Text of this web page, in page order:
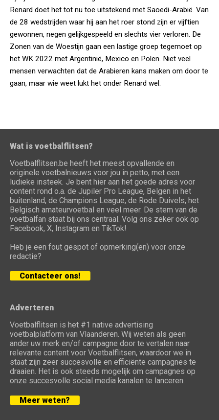
Renard doet het tot nu toe uitstekend met Saoedi-Arabië. Van
de 28 wedstrijden waar hij aan het roer stond zijn er vijftien
gewonnen, negen gelijkgespeeld en slechts vier verloren. De
Zonen van de Woestijn gaan een lastige groep tegemoet op
het WK 2022 met Argentinië, Mexico en Polen. Niet veel
mensen verwachten dat de Arabieren kans maken om door te
gaan, maar wie weet lukt het onder Renard wel.
Wat is voetbalflitsen?
Voetbalflitsen.be heeft het meest opvallende en
originele voetbalnieuws voor jou in petto, met een
ludieke insteek. Je bent hier aan het goede adres voor
content rond o.a. de Jupiler Pro League, Belgen in het
buitenland, de Champions League, de Rode Duivels, het
Belgisch amateurvoetbal en veel meer. De stem van de
voetbalfan staat bij ons centraal. Volg ons zeker ook op
Facebook, X, Instagram en TikTok!
Heb je een fout gespot of opmerking(en) voor onze
redactie?
Contacteer ons!
Adverteren
Voetbalflitsen is het #1 native advertising
voetbalplatform van Vlaanderen. Wij weten als geen
ander uw merk en/of campagne door te vertalen naar
relevante content voor Voetbalflitsen, waardoor we in
staat zijn zeer succesvolle en efficiënte campagnes te
draaien. Het is ook steeds mogelijk om campagnes op
onze succesvolle social media kanalen te lanceren.
Meer weten?